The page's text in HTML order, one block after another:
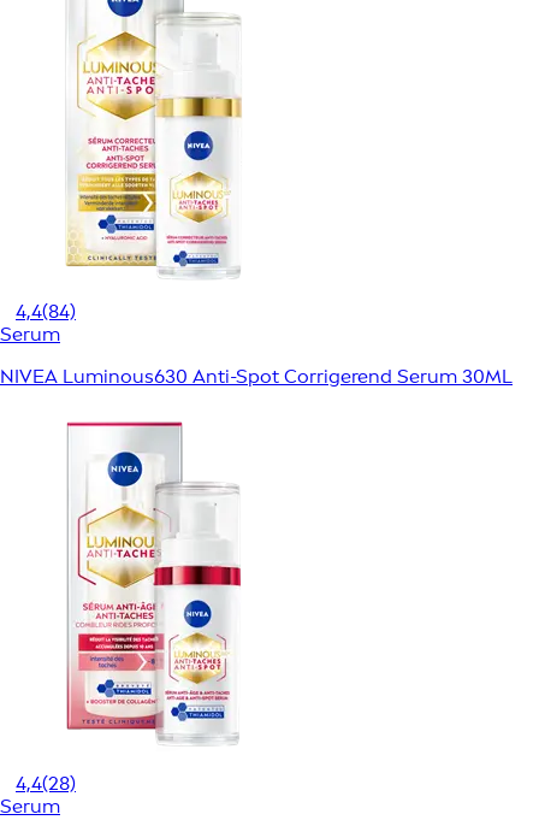
4,4(84)
Serum
NIVEA Luminous630 Anti-Spot Corrigerend Serum 30ML
4,4(28)
Serum